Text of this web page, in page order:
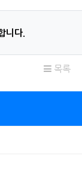
니다.
목록